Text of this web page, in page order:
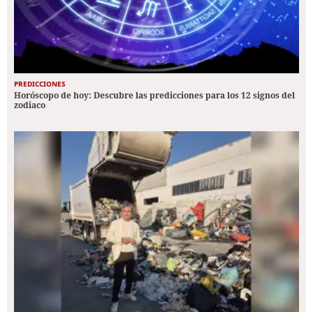
PREDICCIONES
Horóscopo de hoy: Descubre las predicciones para los 12 signos del
zodiaco